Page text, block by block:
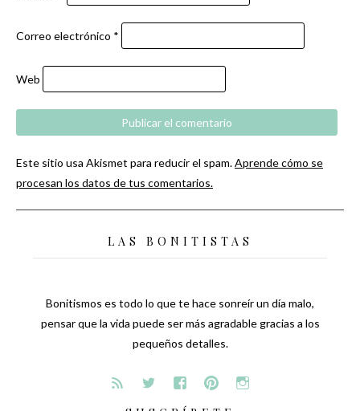
Correo electrónico *
Web
Este sitio usa Akismet para reducir el spam.Aprende cómo se
procesan los datos de tus comentarios.
LAS BONITISTAS
Bonitismos es todo lo que te hace sonreír un día malo,
pensar que la vida puede ser más agradable gracias a los
pequeños detalles.